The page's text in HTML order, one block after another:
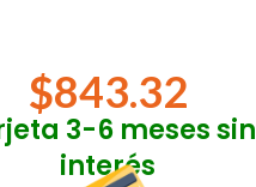
$843.32
3-6 meses sin
interés